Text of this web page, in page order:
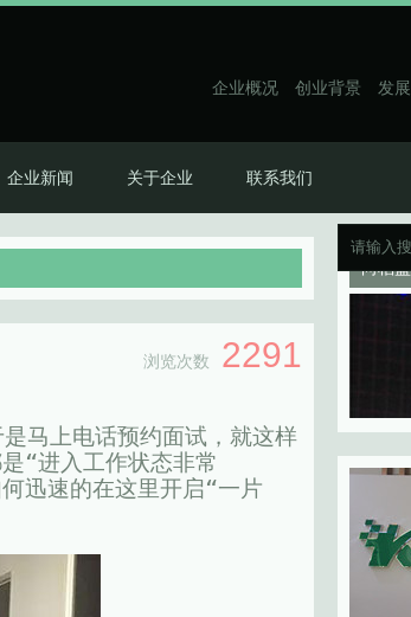
企业概况 创业背景 发
企业新闻 关于企业 联系我们
浏览次数 2291
马上电话预约面试，就这样
“进入工作状态非常
迅速的在这里开启“一片
向稻